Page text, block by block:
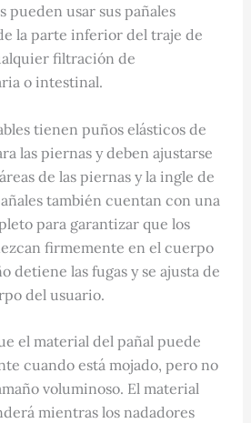
pueden usar sus pañales
la parte inferior del traje de
filtración de
o intestinal.
tienen puños elásticos de
las piernas y deben ajustarse
de las piernas y la ingle de
también cuentan con una
para garantizar que los
firmemente en el cuerpo
detiene las fugas y se ajusta de
del usuario.
el material del pañal puede
cuando está mojado, pero no
voluminoso. El material
mientras los nadadores